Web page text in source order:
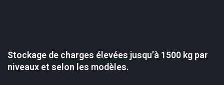
Stockage de charges élevées jusqu’à 1500 kg par
niveaux et selon les modèles.